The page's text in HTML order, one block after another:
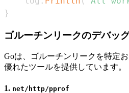
}
ゴルーチンリークのデバッ
Goは、ゴルーチンリークを特定
優れたツールを提供しています。
1. net/http/pprof